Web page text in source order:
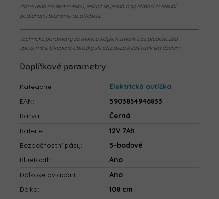
stanovena na šest měsíců, jelikož se jedná o spotřební materiál
podléhající běžnému opotřebení.
Technické parametry se mohou kdykoli změnit bez předchozího
upozornění. Uvedené obrázky slouží pouze k ilustrativním účelům.
Doplňkové parametry
Kategorie:
Elektrická autíčka
EAN:
5903864946833
Barva:
Černá
Baterie:
12V 7Ah
Bezpečnostní pásy:
5-bodové
Bluetooth:
Ano
Dálkové ovládání:
Ano
Délka:
108 cm